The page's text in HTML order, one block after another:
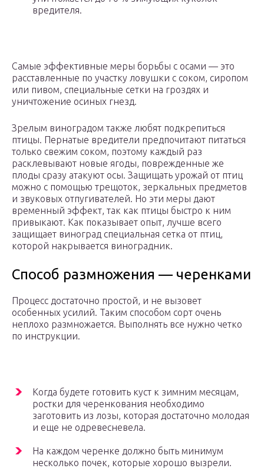
вредителя.
Самые эффективные меры борьбы с осами — это
расставленные по участку ловушки с соком, сиропом
или пивом, специальные сетки на гроздях и
уничтожение осиных гнезд.
Зрелым виноградом также любят подкрепиться
птицы. Пернатые вредители предпочитают питаться
только свежим соком, поэтому каждый раз
расклевывают новые ягоды, поврежденные же
плоды сразу атакуют осы. Защищать урожай от птиц
можно с помощью трещоток, зеркальных предметов
и звуковых отпугивателей. Но эти меры дают
временный эффект, так как птицы быстро к ним
привыкают. Как показывает опыт, лучше всего
защищает виноград специальная сетка от птиц,
которой накрывается виноградник.
Способ размножения — черенками
Процесс достаточно простой, и не вызовет
особенных усилий. Таким способом сорт очень
неплохо размножается. Выполнять все нужно четко
по инструкции.
Когда будете готовить куст к зимним месяцам,
ростки для черенкования необходимо
заготовить из лозы, которая достаточно молодая
и еще не одревесневела.
На каждом черенке должно быть минимум
несколько почек, которые хорошо вызрели.